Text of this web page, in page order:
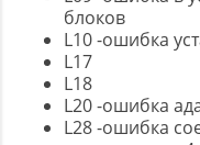
блоков
L10 -ошибка
L17
L18
L20 -ошибка
L28 -ошибка